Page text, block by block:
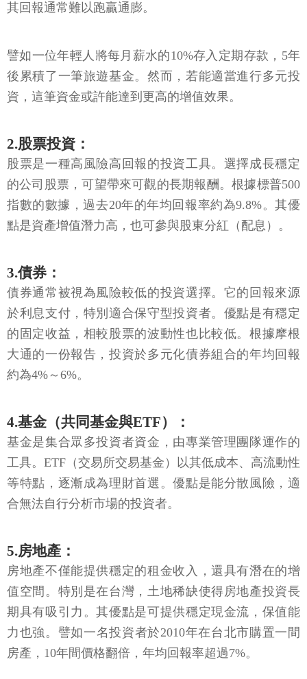
其回報通常難以跑贏通膨。
譬如一位年輕人將每月薪水的10%存入定期存款，5年
後累積了一筆旅遊基金。然而，若能適當進行多元投
資，這筆資金或許能達到更高的增值效果。
2.股票投資：
股票是一種高風險高回報的投資工具。選擇成長穩定
的公司股票，可望帶來可觀的長期報酬。根據標普500
指數的數據，過去20年的年均回報率約為9.8%。其優
點是資產增值潛力高，也可參與股東分紅（配息）。
3.債券：
債券通常被視為風險較低的投資選擇。它的回報來源
於利息支付，特別適合保守型投資者。優點是有穩定
的固定收益，相較股票的波動性也比較低。根據摩根
大通的一份報告，投資於多元化債券組合的年均回報
約為4%～6%。
4.基金（共同基金與ETF）：
基金是集合眾多投資者資金，由專業管理團隊運作的
工具。ETF（交易所交易基金）以其低成本、高流動性
等特點，逐漸成為理財首選。優點是能分散風險，適
合無法自行分析市場的投資者。
5.房地產：
房地產不僅能提供穩定的租金收入，還具有潛在的增
值空間。特別是在台灣，土地稀缺使得房地產投資長
期具有吸引力。其優點是可提供穩定現金流，保值能
力也強。譬如一名投資者於2010年在台北市購置一間
房產，10年間價格翻倍，年均回報率超過7%。